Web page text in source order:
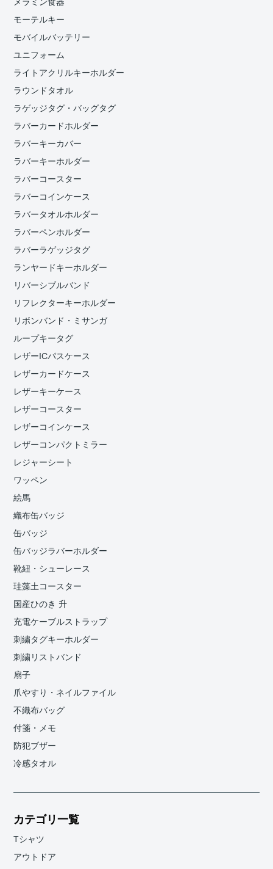
モーテルキー
モバイルバッテリー
ユニフォーム
ライトアクリルキーホルダー
ラウンドタオル
ラゲッジタグ・バッグタグ
ラバーカードホルダー
ラバーキーカバー
ラバーキーホルダー
ラバーコースター
ラバーコインケース
ラバータオルホルダー
ラバーペンホルダー
ラバーラゲッジタグ
ランヤードキーホルダー
リバーシブルバンド
リフレクターキーホルダー
リボンバンド・ミサンガ
ループキータグ
レザーICパスケース
レザーカードケース
レザーキーケース
レザーコースター
レザーコインケース
レザーコンパクトミラー
レジャーシート
ワッペン
絵馬
織布缶バッジ
缶バッジ
缶バッジラバーホルダー
靴紐・シューレース
珪藻土コースター
国産ひのき 升
充電ケーブルストラップ
刺繍タグキーホルダー
刺繍リストバンド
扇子
爪やすり・ネイルファイル
不織布バッグ
付箋・メモ
防犯ブザー
冷感タオル
カテゴリ一覧
Tシャツ
アウトドア